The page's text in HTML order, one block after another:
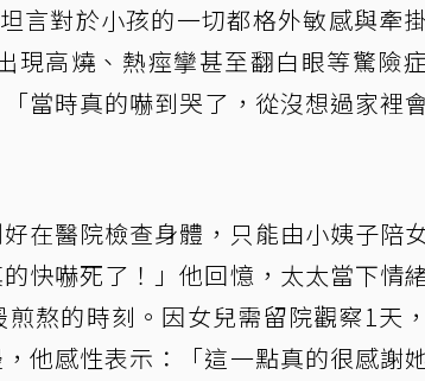
言對於小孩的一切都格外敏感與牽
現高燒、熱痙攣甚至翻白眼等驚險
當時真的嚇到哭了，從沒想過家裡
在醫院檢查身體，只能由小姨子陪
快嚇死了！」他回憶，太太當下情
熬的時刻。因女兒需留院觀察1天
他感性表示：「這一點真的很感謝